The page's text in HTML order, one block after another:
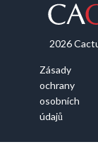
2026
Zásady
ochrany
osobních
údajů